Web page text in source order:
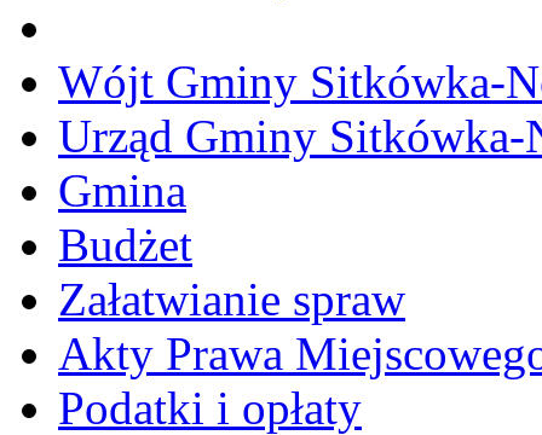
Wójt Gminy Sitkówka-
Urząd Gminy
Gmina
Budżet
Załatwianie spraw
Akty Prawa
Podatki i opłaty